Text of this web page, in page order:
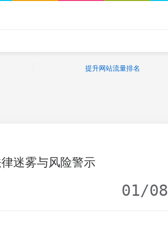
提升网站流量排名
迷雾与风险警示
01/08